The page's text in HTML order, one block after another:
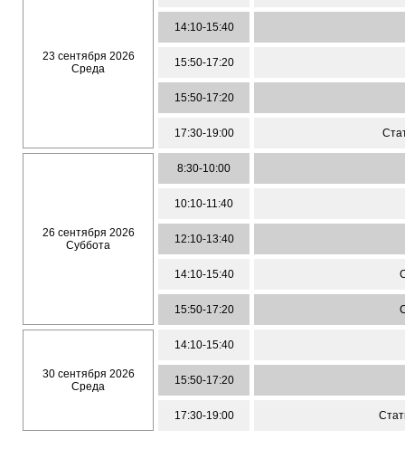
23 сентября 2026
Среда
14:10-15:40
15:50-17:20
15:50-17:20
17:30-19:00
26 сентября 2026
Суббота
8:30-10:00
10:10-11:40
12:10-13:40
14:10-15:40
15:50-17:20
30 сентября 2026
Среда
14:10-15:40
15:50-17:20
17:30-19:00